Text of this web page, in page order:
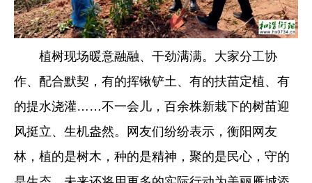
植树现场暖意融融、干劲满满。大家分工协
作、配合默契，有的挥锹铲土、有的扶苗定植、有
的提水浇灌……不一会儿，百余株新栽下的树苗迎
风挺立、生机盎然。网友们纷纷表示，衡阳网友
林，植的是树木，种的是精神，聚的是民心，守的